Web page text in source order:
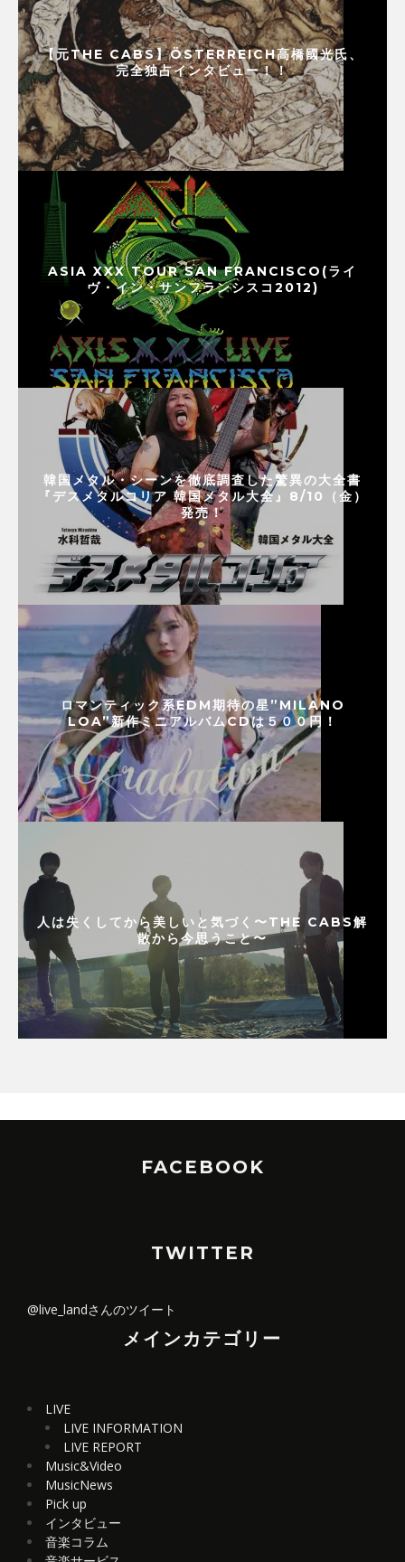
【元THE CABS】ÖSTERREICH高橋國光氏、
完全独占インタビュー！！
ASIA XXX TOUR SAN FRANCISCO(ライ
ヴ・イン・サンフランシスコ2012)
韓国メタル・シーンを徹底調査した驚異の大全書
『デスメタルコリア 韓国メタル大全』8/10（金）
発売！
ロマンティック系EDM期待の星”MILANO
LOA”新作ミニアルバムCDは５００円！
人は失くしてから美しいと気づく〜THE CABS解
散から今思うこと〜
FACEBOOK
TWITTER
@live_landさんのツイート
メインカテゴリー
LIVE
LIVE INFORMATION
LIVE REPORT
Music&Video
MusicNews
Pick up
インタビュー
音楽コラム